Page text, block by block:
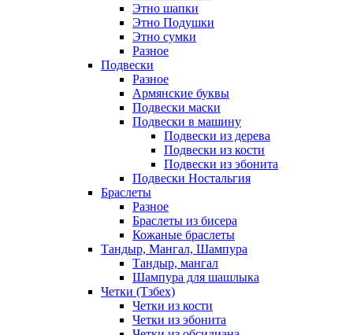
Этно шапки
Этно Подушки
Этно сумки
Разное
Подвески
Разное
Армянские буквы
Подвески маски
Подвески в машину
Подвески из дерева
Подвески из кости
Подвески из эбонита
Подвески Ностальгия
Браслеты
Разное
Браслеты из бисера
Кожаные браслеты
Тандыр, Мангал, Шампура
Тандыр, мангал
Шампура для шашлыка
Четки (Тзбех)
Четки из кости
Четки из эбонита